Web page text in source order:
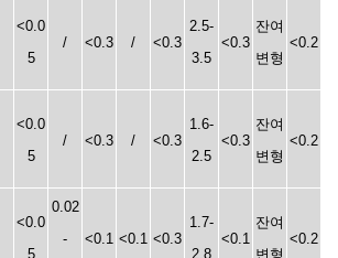
<0.0
5
/ <0.3 / <0.3
2.5-
3.5
<0.3
잔여
변형
<0.2
<0.0
5
/ <0.3 / <0.3
1.6-
2.5
<0.3
잔여
변형
<0.2
<0.0
5
0.02
-
<0.1 <0.1 <0.3
1.7-
2.8
<0.1
잔여
변형
<0.2